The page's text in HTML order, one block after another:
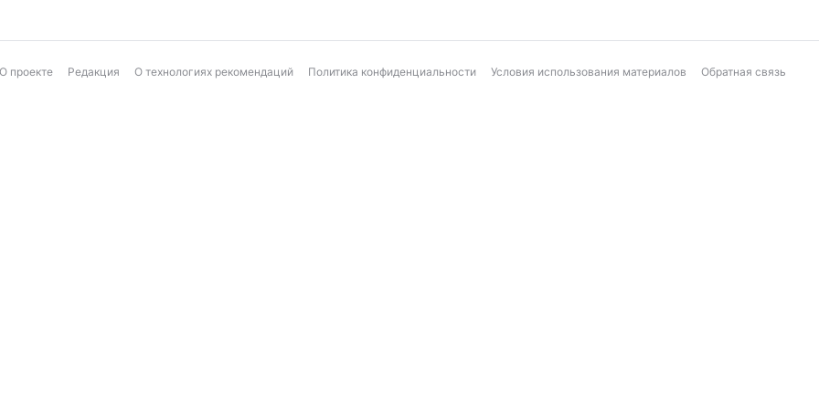
О проекте Редакция О технологиях рекомендаций Политика конфиденциальности Условия использования материалов Обратная связь